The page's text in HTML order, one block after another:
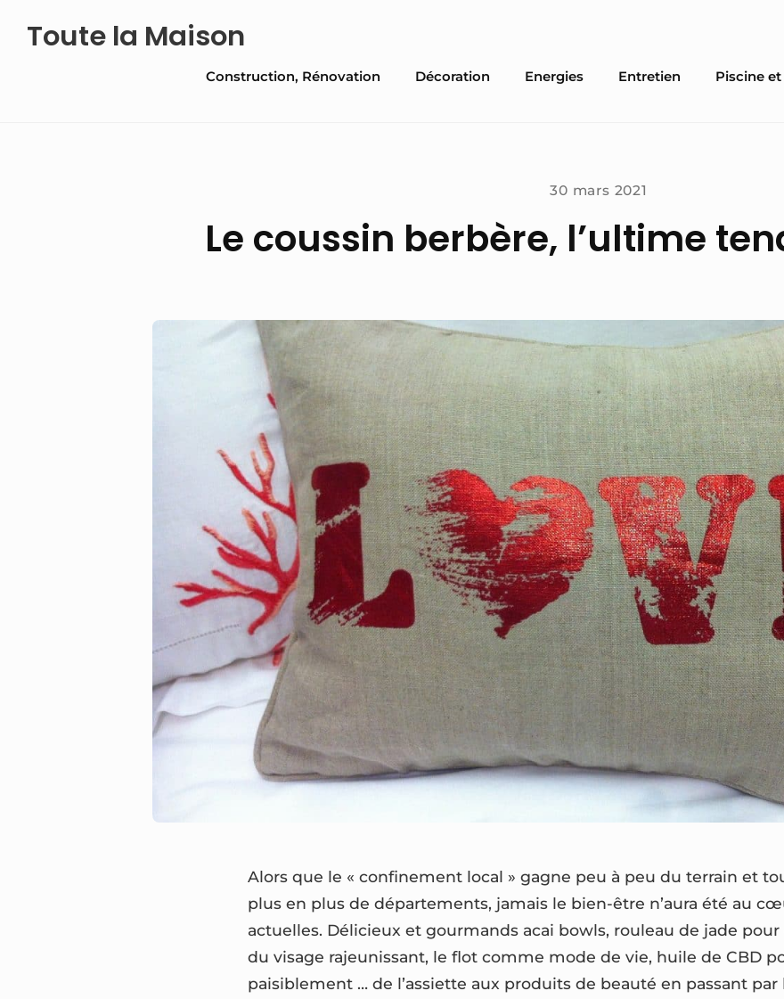
Toute la Maison
Site
Construction, Rénovation Décoration Energies Entretien Piscine et
30 mars 2021
Le coussin berbère, l’ultime
Alors que le « confinement local » gagne peu à peu du terrain et
plus en plus de départements, jamais le bien-être n’aura été au
actuelles. Délicieux et gourmands acai bowls, rouleau de jade
du visage rajeunissant, le flot comme mode de vie, huile de CBD
paisiblement … de l’assiette aux produits de beauté en passant par